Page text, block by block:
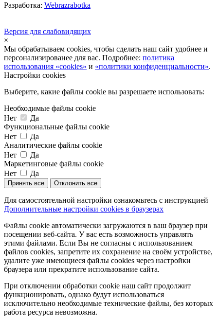
Разработка: Webrazrabotka
Версия для слабовидящих
×
Мы обрабатываем cookies, чтобы сделать наш сайт удобнее и
персонализированее для вас. Подробнее: политика
использования «cookies» и «политики конфиденциальности».
Настройки cookies
Выберите, какие файлы cookie вы разрешаете использовать:
Необходимые файлы cookie
Нет
Да
Функциональные файлы cookie
Нет
Да
Аналитические файлы cookie
Нет
Да
Маркетинговые файлы cookie
Нет
Да
Принять все Отклонить все
Для самостоятельной настройки ознакомьтесь с инструкцией
Дополнительные настройки cookies в браузерах
Файлы cookie автоматически загружаются в ваш браузер при
посещении веб-сайта. У вас есть возможность управлять
этими файлами. Если Вы не согласны с использованием
файлов cookies, запретите их сохранение на своём устройстве,
удалите уже имеющиеся файлы cookies через настройки
браузера или прекратите использование сайта.
При отключении обработки cookie наш сайт продолжит
функционировать, однако будут использоваться
исключительно необходимые технические файлы, без которых
работа ресурса невозможна.